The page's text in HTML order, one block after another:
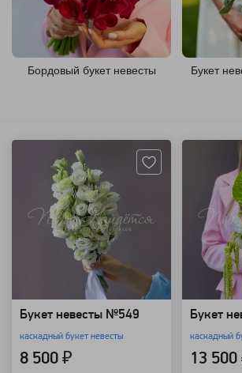
Бордовый букет невесты Букет
Букет невесты №549
каскадный букет невесты
8 500 ₽
Букет
каскадный
13 500